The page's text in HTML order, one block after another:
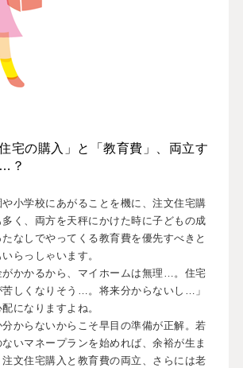
住宅の購入」と「教育費」、両立す
？
小学校にあがることを機に、注文住宅購
多く、両方を天秤にかけた時に子どもの成
なしでやってくる教育費を優先すべきと
らっしゃいます。
がかかるから、マイホームは無理…。住宅
苦しくなりそう…。将来分からないし…」
になりますよね。
からないからこそ早目の準備が正解。若
いマネープランを始めれば、余裕が生ま
文住宅購入と教育費の両立、さらには老